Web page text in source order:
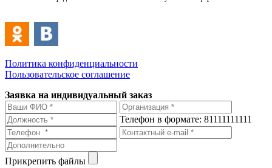
Политика конфиденциальности
Пользовательское соглашение
Заявка на индивидуальный заказ
Телефон в формате: 81111111111
Прикрепить файлы